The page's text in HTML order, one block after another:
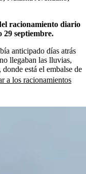
racionamiento diario
29 septiembre.
anticipado días atrás
llegaban las lluvias,
está el embalse de
a los racionamientos